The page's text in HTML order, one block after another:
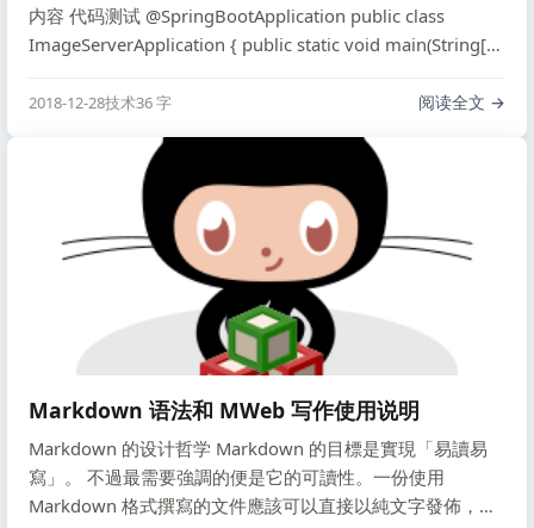
内容 代码测试 @SpringBootApplication public class
ImageServerApplication { public static void main(String[]
2018-12-28技术36 字 阅读全文
Markdown 语法和 MWeb 写作使用说明
Markdown 的设计哲学 Markdown 的目標是實現「易讀易
寫」。 不過最需要強調的便是它的可讀性。一份使用
Markdown 格式撰寫的文件應該可以直接以純文字發佈，並